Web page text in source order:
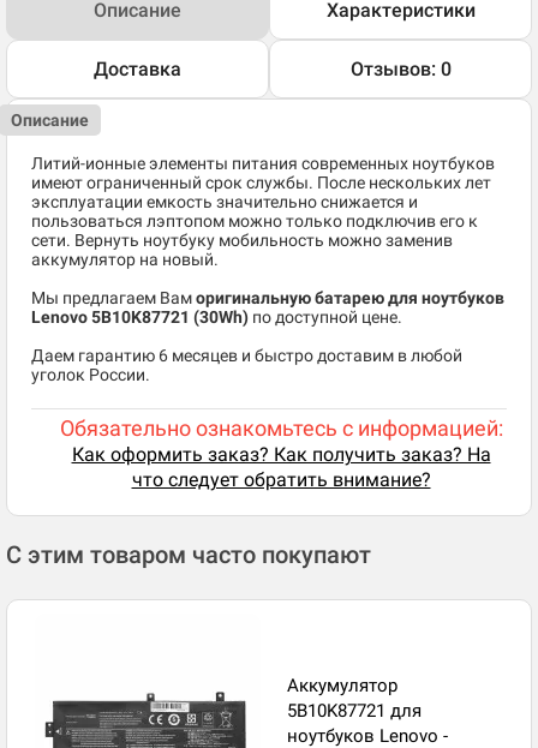
Описание Характеристики
Доставка Отзывов: 0
Описание
Литий-ионные элементы питания современных ноутбуков
имеют ограниченный срок службы. После нескольких лет
эксплуатации емкость значительно снижается и
пользоваться лэптопом можно только подключив его к
сети. Вернуть ноутбуку мобильность можно заменив
аккумулятор на новый.
Мы предлагаем Ваморигинальную батарею для ноутбуков
Lenovo 5B10K87721 (30Wh) по доступной цене.
Даем гарантию 6 месяцев и быстро доставим в любой
уголок России.
Обязательно ознакомьтесь с информацией:
Как оформить заказ? Как получить заказ? На
что следует обратить внимание?
С этим товаром часто покупают
Аккумулятор
5B10K87721 для
ноутбуков Lenovo -